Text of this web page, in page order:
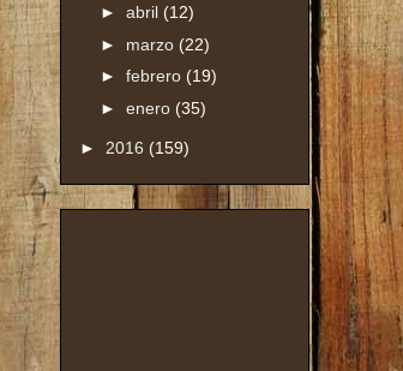
► abril (12)
► marzo (22)
► febrero (19)
► enero (35)
► 2016 (159)